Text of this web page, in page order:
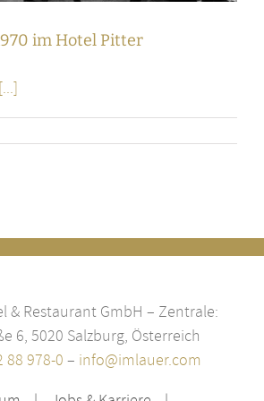
im Hotel Pitter
[...]
& Restaurant GmbH – Zentrale:
6, 5020 Salzburg, Österreich
88 978-0 – info@imlauer.com